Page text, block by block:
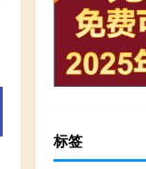
标签